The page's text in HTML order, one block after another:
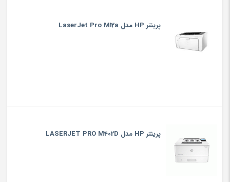
پرینتر HP مدل LaserJet Pro M12a
پرینتر HP مدل LASERJET PRO M402D